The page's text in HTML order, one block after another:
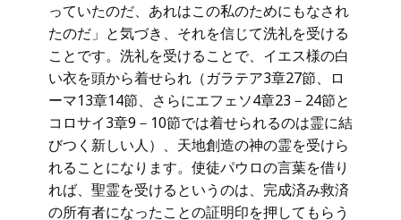
っていたのだ、あれはこの私のためにもなされ
たのだ」と気づき、それを信じて洗礼を受ける
ことです。洗礼を受けることで、イエス様の白
い衣を頭から着せられ（ガラテア3章27節、ロ
ーマ13章14節、さらにエフェソ4章23－24節と
コロサイ3章9－10節では着せられるのは霊に結
びつく新しい人）、天地創造の神の霊を受けら
れることになります。使徒パウロの言葉を借り
れば、聖霊を受けるというのは、完成済み救済
の所有者になったことの証明印を押してもらう